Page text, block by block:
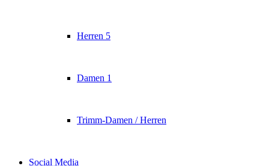
Herren 5
Damen 1
Trimm-Damen / Herren
Social Media